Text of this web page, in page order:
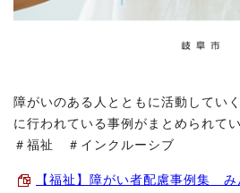
障がいのある人とともに活動してい
に行われている事例がまとめられてい
＃福祉 ＃インクルーシブ
【福祉】障がい者配慮事例集